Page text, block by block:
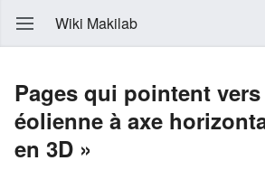
Wiki Makilab
Pages qui pointent
éolienne à axe
en 3D »